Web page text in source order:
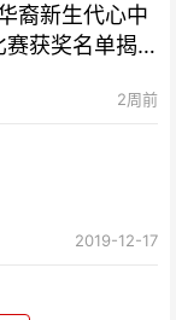
裔新生代心中
赛获奖名单揭
2周前
2019-12-17